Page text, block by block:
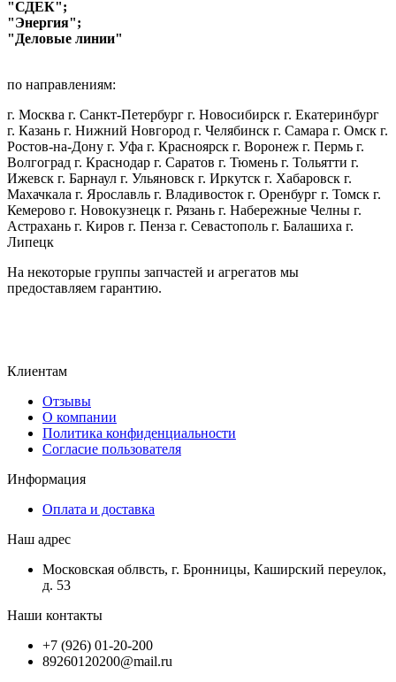
"СДЕК";
"Энергия";
"Деловые линии"
по направлениям:
г. Москва г. Санкт-Петербург г. Новосибирск г. Екатеринбург
г. Казань г. Нижний Новгород г. Челябинск г. Самара г. Омск г.
Ростов-на-Дону г. Уфа г. Красноярск г. Воронеж г. Пермь г.
Волгоград г. Краснодар г. Саратов г. Тюмень г. Тольятти г.
Ижевск г. Барнаул г. Ульяновск г. Иркутск г. Хабаровск г.
Махачкала г. Ярославль г. Владивосток г. Оренбург г. Томск г.
Кемерово г. Новокузнецк г. Рязань г. Набережные Челны г.
Астрахань г. Киров г. Пенза г. Севастополь г. Балашиха г.
Липецк
На некоторые группы запчастей и агрегатов мы
предоставляем гарантию.
Клиентам
Отзывы
О компании
Политика конфиденциальности
Согласие пользователя
Информация
Оплата и доставка
Наш адрес
Московская облвсть, г. Бронницы, Каширский переулок,
д. 53
Наши контакты
+7 (926) 01-20-200
89260120200@mail.ru